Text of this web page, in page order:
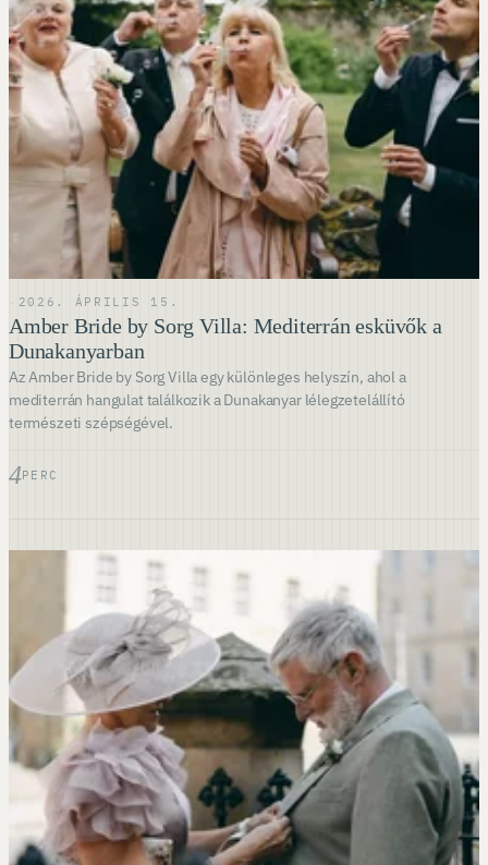
2026. ÁPRILIS 15.
Amber Bride by Sorg Villa: Mediterrán esküvők a
Dunakanyarban
Az Amber Bride by Sorg Villa egy különleges helyszín, ahol a
mediterrán hangulat találkozik a Dunakanyar lélegzetelállító
természeti szépségével.
4PERC